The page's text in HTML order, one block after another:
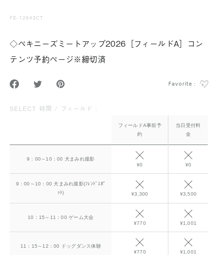
FE-12643CT
◇ペキニーズミートアップ2026［フィールドA］コン
テンツ予約ページ※締切済
Favorite :
SELECT 時間 / フィールド :
フィールドA事前予
約
当日受付料
金
9：00～10：00 犬まみれ撮影
¥0
¥0
9：00～10：00 犬まみれ撮影(ﾌﾚﾝﾄﾞｽﾎﾟ
ｯﾄ)
¥3,300 ¥3,500
10：15～11：00 ゲーム大会
¥770
¥1,001
11：15～12：00 ドッグダンス体験
¥770
¥1,001